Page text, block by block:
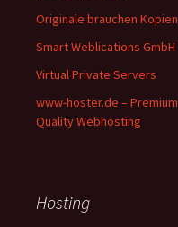
Originale brauchen Kopien
Smart Weblications GmbH
Virtual Private Servers
www-hoster.de – Premium
Quality Webhosting
Hosting